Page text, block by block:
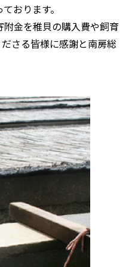
おります。
金を稚貝の購入費や飼育
さる皆様に感謝と南房総